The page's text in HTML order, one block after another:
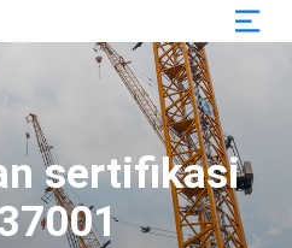
sertifikasi